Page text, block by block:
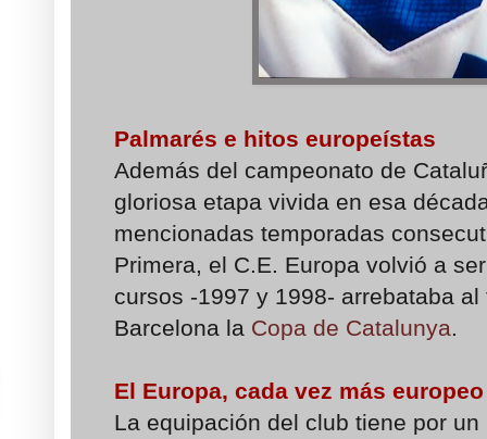
Palmarés e hitos europeístas
Además del campeonato de
gloriosa etapa vivida en esa
mencionadas temporadas
Primera, el C.E. Europa volvió a
cursos -1997 y 1998- arrebataba
Barcelona la Copa de Catalunya.
El Europa, cada vez más europeo
La equipación del club tiene por